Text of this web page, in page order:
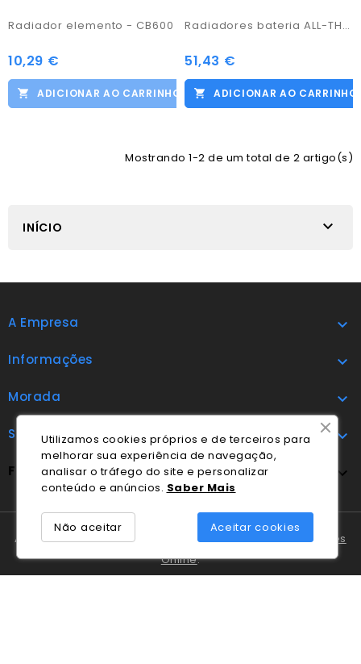
Radiador elemento - CB600
10,29 €
ADICIONAR AO CARRINHO
Radiadores bateria ALL-THERM
51,43 €
ADICIONAR AO CARRINHO
Mostrando 1-2 de um total de 2 artigo(s)
INÍCIO 
A Empresa 
Informações 
Morada 
Subscrever 
FOLLOW US 
A Cláudio Marques tem disponível oLivro de Reclamações
Online.
Utilizamos cookies próprios e de terceiros para
melhorar sua experiência de navegação,
analisar o tráfego do site e personalizar
conteúdo e anúncios. Saber Mais
Aceitar cookies
Não aceitar